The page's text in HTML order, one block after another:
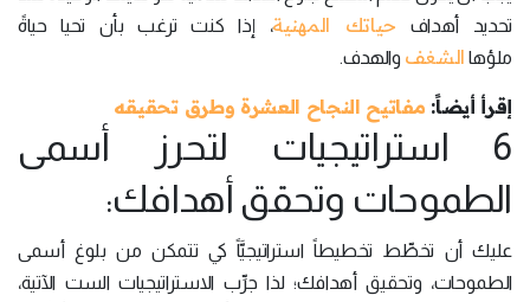
تحديد أهداف حياتك المهنية، إذا كنت ترغب بأن تحيا حياةً
ملؤها الشغف والهدف.
إقرأ أيضاً: مفاتيح النجاح العشرة وطرق تحقيقه
6 استراتيجيات لتحرز أسمى
الطموحات وتحقق أهدافك:
عليك أن تخطِّط تخطيطاً استراتيجيَّاً كي تتمكن من بلوغ أسمى
الطموحات، وتحقيق أهدافك؛ لذا جرِّب الاستراتيجيات الست الآتية،